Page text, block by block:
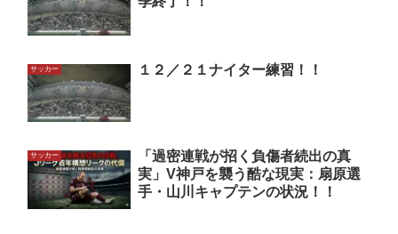
サッカー １２／２１ナイター練習！！
サッカー
「過密連戦が招く負傷者続出の真
実」V神戸を襲う酷な現実：扇原選
手・山川キャプテンの状況！！